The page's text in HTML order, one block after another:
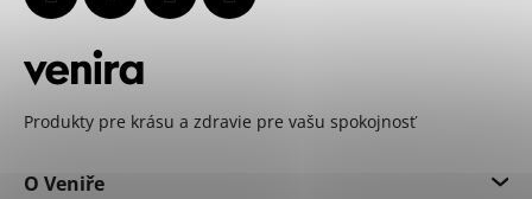
Produkty pre krásu a zdravie pre vašu spokojnosť
O Veniře